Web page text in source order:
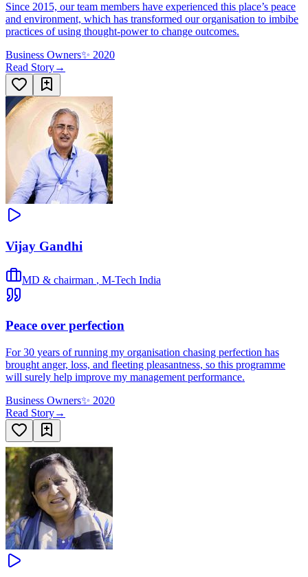
Since 2015, our team members have experienced this place’s peace
and environment, which has transformed our organisation to imbibe
practices of using thought-power to change outcomes.
Business Owners✨ 2020
Read Story→
Vijay Gandhi
MD & chairman , M-Tech India
Peace over perfection
For 30 years of running my organisation chasing perfection has
brought anger, loss, and fleeting pleasantness, so this programme
will surely help improve my management performance.
Business Owners✨ 2020
Read Story→